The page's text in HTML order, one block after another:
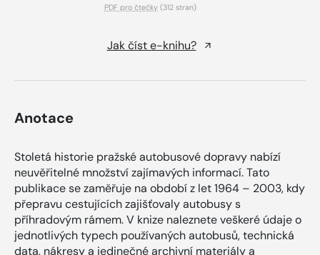
PDF pro čtečky (312 stran)
Jak číst e-knihu?
Anotace
Stoletá historie pražské autobusové dopravy nabízí
neuvěřitelné množství zajímavých informací. Tato
publikace se zaměřuje na období z let 1964 – 2003, kdy
přepravu cestujících zajišťovaly autobusy s
příhradovým rámem. V knize naleznete veškeré údaje o
jednotlivých typech používaných autobusů, technická
data, nákresy a jedinečné archivní materiály a